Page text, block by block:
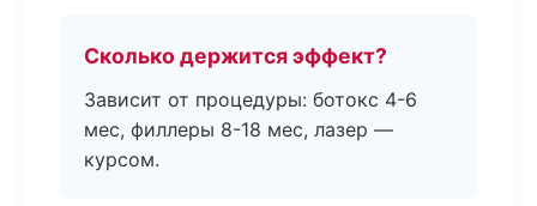
Сколько держится эффект?
Зависит от процедуры: ботокс 4-6
мес, филлеры 8-18 мес, лазер —
курсом.